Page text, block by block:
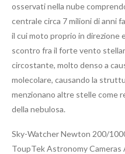
osservati nella nube
centrale circa 7 milioni di anni
il cui moto proprio in direzione
scontro fra il forte vento
circostante, molto denso a
molecolare, causando la
menzionano altre stelle come
della nebulosa.
Sky-Watcher Newton 200/
ToupTek Astronomy Cameras